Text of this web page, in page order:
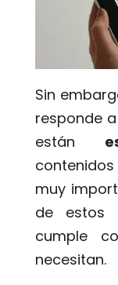
Sin
responde
están
muy
de estos
cumple
necesitan.